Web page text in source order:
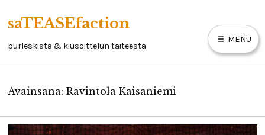
content
saTEASEfaction
burleskista & kiusoittelun taiteesta
MENU
ARTIKKELIT
Avainsana: Ravintola Kaisaniemi